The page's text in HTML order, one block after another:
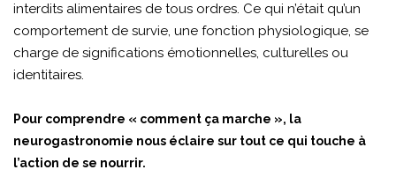
interdits alimentaires de tous ordres. Ce qui n’était qu’un
comportement de survie, une fonction physiologique, se
charge de significations émotionnelles, culturelles ou
identitaires.
Pour comprendre « comment ça marche », la
neurogastronomie nous éclaire sur tout ce qui touche à
l’action de se nourrir.